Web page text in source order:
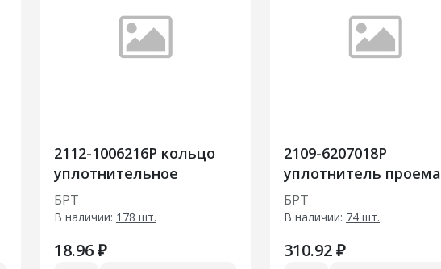
2112-1006216Р кольцо
уплотнительное
БРТ
В наличии: 178 шт.
18.96 ₽
2109-6207018Р
уплотнитель проема
двери 20шт
БРТ
В наличии: 74 шт.
310.92 ₽